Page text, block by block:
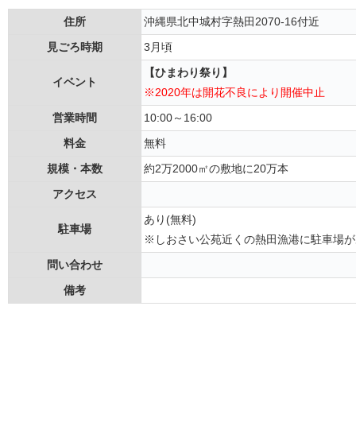
住所
沖縄県北中城村字熱田2070-16付近
見ごろ時期
3月頃
イベント
【ひまわり祭り】
※2020年は開花不良により開催中止
営業時間
10:00～16:00
料金
無料
規模・本数
約2万2000㎡の敷地に20万本
アクセス
駐車場
あり(無料)
※しおさい公苑近くの熱田漁港に駐車場
問い合わせ
備考